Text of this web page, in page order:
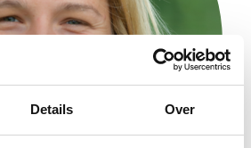
Details Over